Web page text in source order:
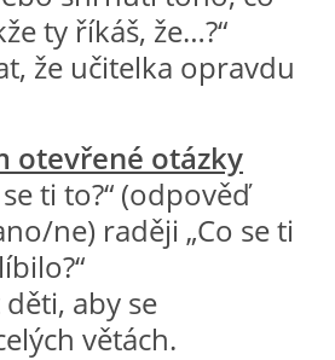
TÉMA LÉTO
ty říkáš, že…?“
že učitelka opravdu
otevřené otázky
ti to?“ (odpověď
ne) raději „Co se ti
aby se
větách.